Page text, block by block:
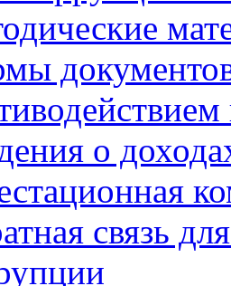
о
связь